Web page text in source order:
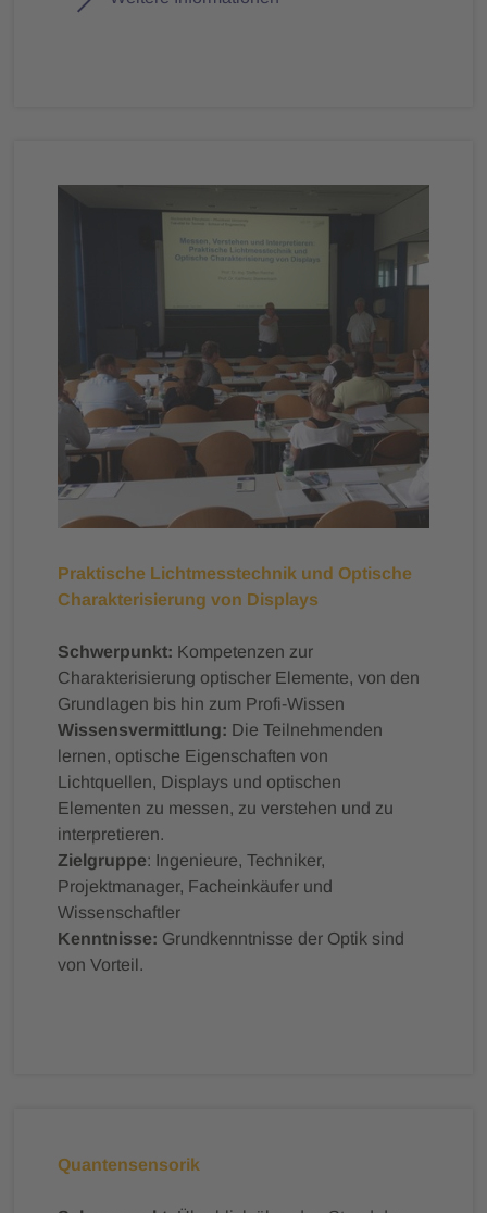
Praktische Lichtmesstechnik und Optische
Charakterisierung von Displays
Schwerpunkt: Kompetenzen zur
Charakterisierung optischer Elemente, von den
Grundlagen bis hin zum Profi-Wissen
Wissensvermittlung: Die Teilnehmenden
lernen, optische Eigenschaften von
Lichtquellen, Displays und optischen
Elementen zu messen, zu verstehen und zu
interpretieren.
Zielgruppe: Ingenieure, Techniker,
Projektmanager, Facheinkäufer und
Wissenschaftler
Kenntnisse: Grundkenntnisse der Optik sind
von Vorteil.
Quantensensorik